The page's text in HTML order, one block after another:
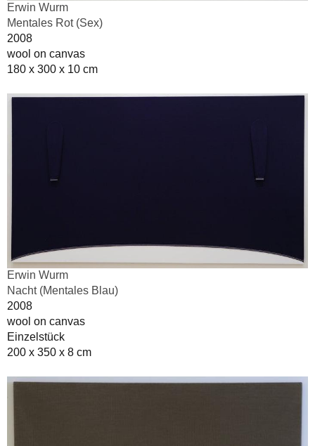
Erwin Wurm
Mentales Rot (Sex)
2008
wool on canvas
180 x 300 x 10 cm
Erwin Wurm
Nacht (Mentales Blau)
2008
wool on canvas
Einzelstück
200 x 350 x 8 cm